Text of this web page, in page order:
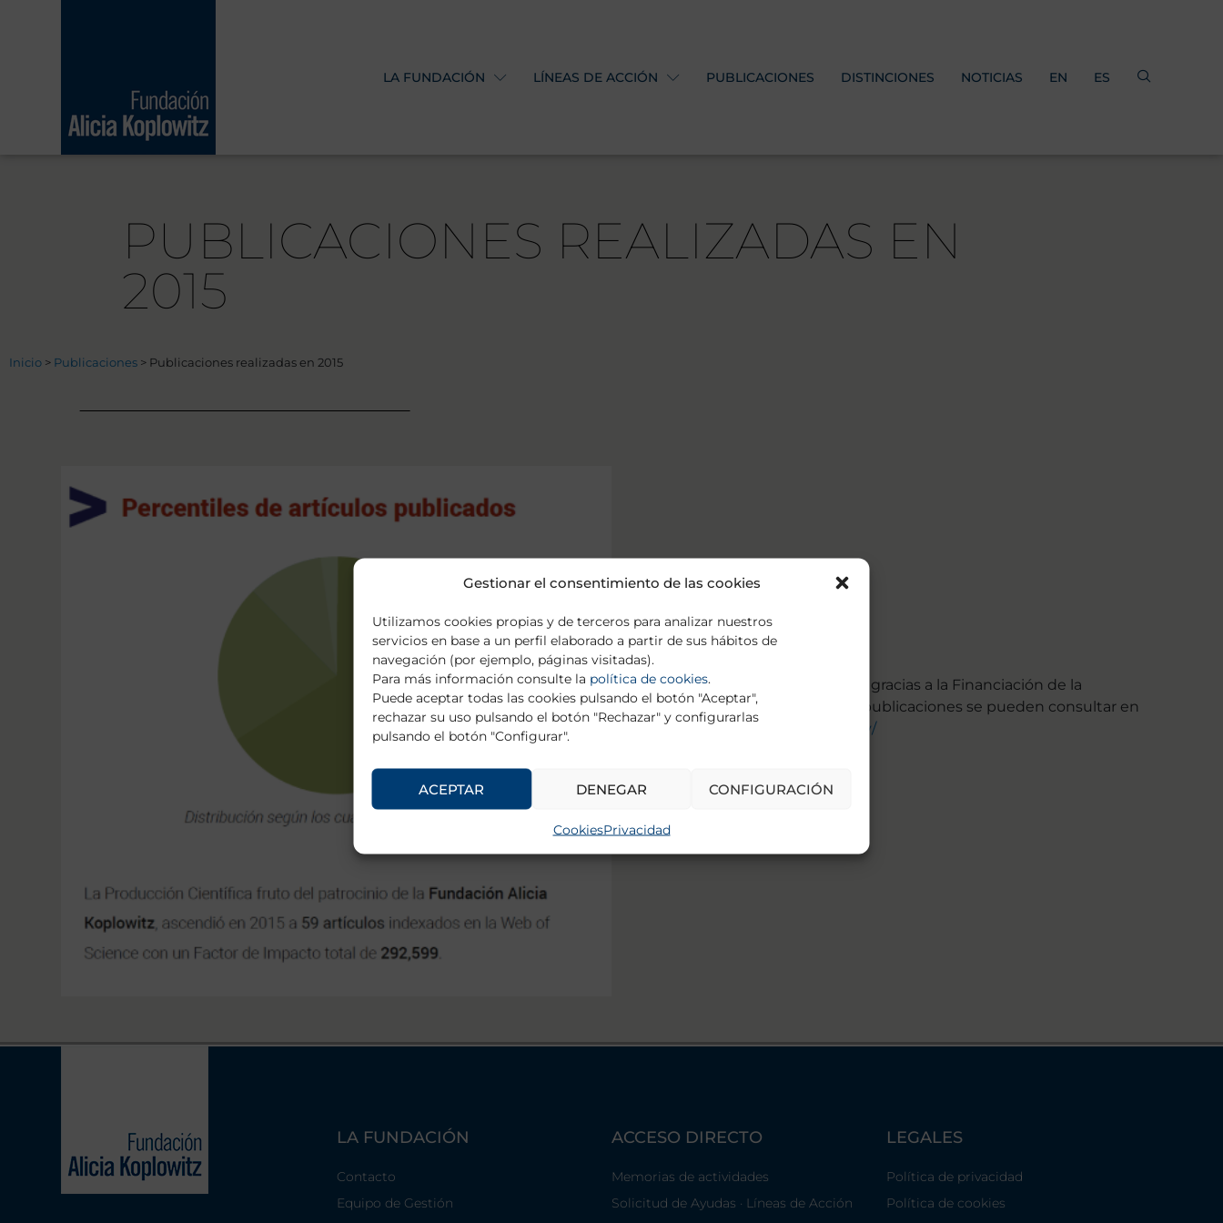
Gestionar el consentimiento de las cookies
Utilizamos cookies propias y de terceros para analizar nuestros
servicios en base a un perfil elaborado a partir de sus hábitos de
navegación (por ejemplo, páginas visitadas).
Para más información consulte la política de cookies.
Puede aceptar todas las cookies pulsando el botón "Aceptar",
rechazar su uso pulsando el botón "Rechazar" y configurarlas
pulsando el botón "Configurar".
ACEPTAR DENEGAR CONFIGURACIÓN
CookiesPrivacidad
LA FUNDACIÓN LÍNEAS DE ACCIÓN PUBLICACIONES DISTINCIONES NOTICIAS EN ES
PUBLICACIONES REALIZADAS EN
2015
Inicio > Publicaciones > Publicaciones realizadas en 2015
Publicaciones realizadas en 2015 gracias a la Financiación de la
Fundación Alicia Koplowitz. Las publicaciones se pueden consultar en
https://pubmed.ncbi.nlm.nih.gov/​
LA FUNDACIÓN
Contacto
Equipo de Gestión
ACCESO DIRECTO
Memorias de actividades
Solicitud de Ayudas · Líneas de Acción
LEGALES
Política de privacidad
Política de cookies